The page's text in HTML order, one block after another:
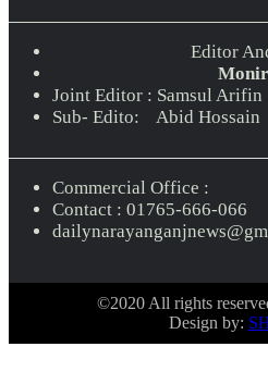
Editor
Joint Editor : Samsul Arifin
Sub- Edito: Abid Hossain
Commercial Office :
Contact : 01765-666-066
©2020 All rights
Design by: